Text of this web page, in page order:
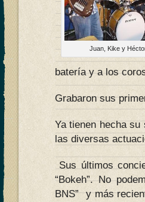
Juan, Kike y
batería y a los
Grabaron sus
Ya tienen hecha
las diversas
Sus últimos
“Bokeh”. No
BNS” y más